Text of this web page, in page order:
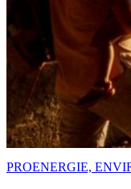
PROENERGIE,